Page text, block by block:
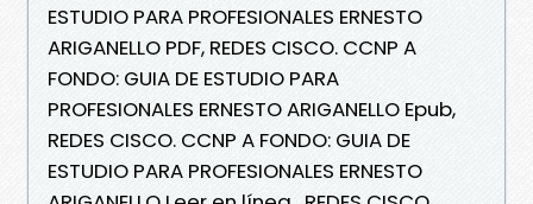
ESTUDIO PARA PROFESIONALES ERNESTO
ARIGANELLO PDF, REDES CISCO. CCNP A
FONDO: GUIA DE ESTUDIO PARA
PROFESIONALES ERNESTO ARIGANELLO Epub,
REDES CISCO. CCNP A FONDO: GUIA DE
ESTUDIO PARA PROFESIONALES ERNESTO